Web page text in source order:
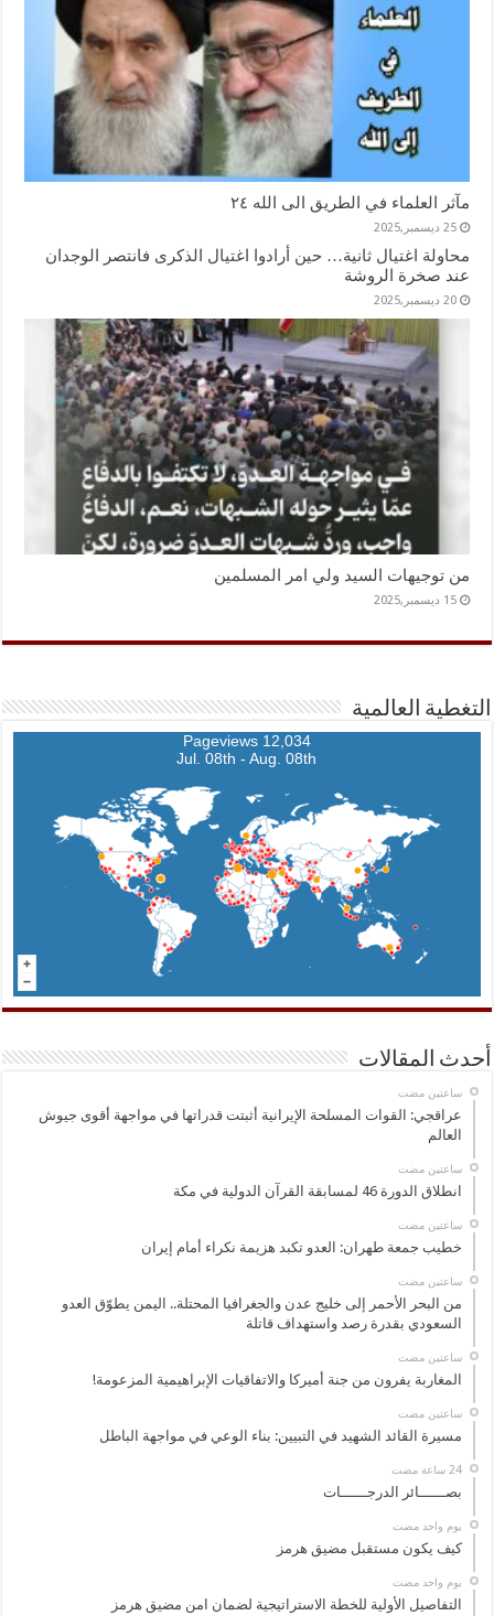
مآثر العلماء في الطريق الى الله ٢٤
25 ديسمبر,2025
محاولة اغتيال ثانية… حين أرادوا اغتيال الذكرى فانتصر الوجدان
عند صخرة الروشة
20 ديسمبر,2025
من توجيهات السيد ولي امر المسلمين
15 ديسمبر,2025
التغطية العالمية
12,034 Pageviews
Jul. 08th - Aug. 08th
أحدث المقالات
‏ساعتين مضت
عراقجي: القوات المسلحة الإيرانية أثبتت قدراتها في مواجهة أقوى جيوش
العالم
‏ساعتين مضت
انطلاق الدورة 46 لمسابقة القرآن الدولية في مكة
‏ساعتين مضت
خطيب جمعة طهران: العدو تكبد هزيمة نكراء أمام إيران
‏ساعتين مضت
من البحر الأحمر إلى خليج عدن والجغرافيا المحتلة.. اليمن يطوّق العدو
السعودي بقدرة رصد واستهداف قاتلة
‏ساعتين مضت
المغاربة يفرون من جنة أميركا والاتفاقيات الإبراهيمية المزعومة!
‏ساعتين مضت
مسيرة القائد الشهيد في التبيين: بناء الوعي في مواجهة الباطل
‏24 ساعة مضت
بصــــــائر الدرجــــــات
‏يوم واحد مضت
كيف يكون مستقبل مضيق هرمز
‏يوم واحد مضت
التفاصيل الأولية للخطة الاستراتيجية لضمان امن مضيق هرمز